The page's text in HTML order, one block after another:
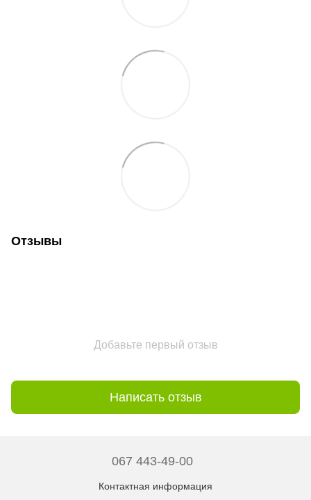
Отзывы
Добавьте первый отзыв
Написать отзыв
067 443-49-00
Контактная информация